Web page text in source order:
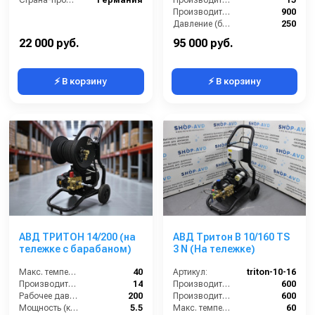
22 000 руб.
⚡ В корзину
Производительность (л/ч):
900
Давление (бар):
250
Напряжение (В):
95 000 руб.
⚡ В корзину
АВД ТРИТОН 14/200 (на
тележке с барабаном)
Макс. температура воды (°C):
40
Производительность (л/мин):
14
Рабочее давление (бар):
200
Мощность (кВт):
5.5
АВД Тритон B 10/160 TS
3 N (На тележке)
Артикул:
triton-10-16
Производительность (л/ч):
600
Производительность (л/ч)-1:
600
Макс. температура воды (°C):
60